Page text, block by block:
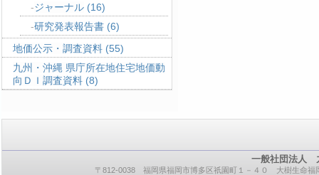
ジャーナル (16)
研究発表報告書 (6)
地価公示・調査資料 (55)
九州・沖縄 県庁所在地住宅地価動
向ＤＩ調査資料 (8)
一般社団法人
〒812-0038 福岡県福岡市博多区祇園町１－４０ 大樹生命